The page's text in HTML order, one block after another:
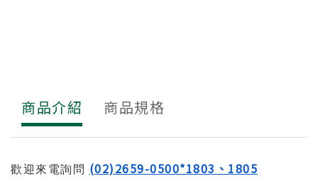
商品介紹 商品規格
歡迎來電詢問 (02)2659-0500*1803、1805